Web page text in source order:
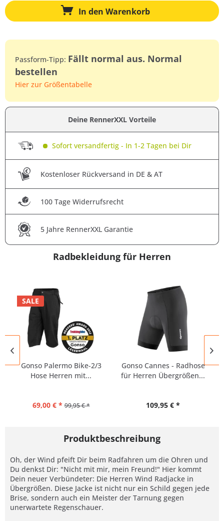
In den Warenkorb
Passform-Tipp: Fällt normal aus. Normal
bestellen
Hier zur Größentabelle
Deine RennerXXL Vorteile
Sofort versandfertig - In 1-2 Tagen bei Dir
Kostenloser Rückversand in DE & AT
100 Tage Widerrufsrecht
5 Jahre RennerXXL Garantie
Radbekleidung für Herren
SALE
Gonso Palermo Bike-2/3
Hose Herren mit...
69,00 € * 99,95 € *
Gonso Cannes - Radhose
für Herren Übergrößen...
109,95 € *
Produktbeschreibung
Oh, der Wind pfeift Dir beim Radfahren um die Ohren und
Du denkst Dir: "Nicht mit mir, mein Freund!" Hier kommt
Dein neuer Verbündeter: Die Herren Wind Radjacke in
Übergrößen. Diese Jacke ist nicht nur ein Schild gegen jede
Brise, sondern auch ein Meister der Tarnung gegen
unerwartete Regenschauer.